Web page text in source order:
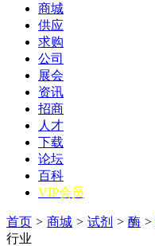
商城
供应
求购
公司
展会
资讯
招商
人才
下载
论坛
百科
VIP会员
首页 > 商城 > 试剂 > 酶 >
行业